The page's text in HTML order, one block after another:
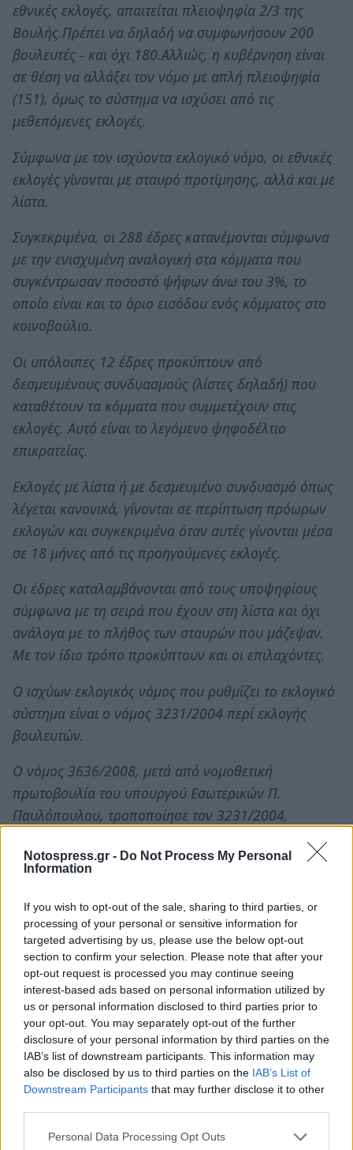
Notospress.gr - Do Not Process My Personal
Information
If you wish to opt-out of the sale, sharing to third parties, or
processing of your personal or sensitive information for
targeted advertising by us, please use the below opt-out
section to confirm your selection. Please note that after your
opt-out request is processed you may continue seeing
interest-based ads based on personal information utilized by
us or personal information disclosed to third parties prior to
your opt-out. You may separately opt-out of the further
disclosure of your personal information by third parties on the
IAB’s list of downstream participants. This information may
also be disclosed by us to third parties on the IAB’s List of
Downstream Participants that may further disclose it to other
Personal Data Processing Opt Outs
εθνικές εκλογές, απαιτείται πλειοψηφία 2/3 της
Βουλής.Πρέπει να δηλαδή να συμφωνήσουν 200
βουλευτές - και όχι 180.Αλλιώς, η κυβέρνηση είναι
σε θέση να αλλάξει τον νόμο με απλή πλειοψηφία
(151), όμως το σύστημα να ισχύσει από τις
μεθεπόμενες εκλογές.
Σύμφωνα με τον ισχύοντα εκλογικό νόμο, οι εθνικές
εκλογές γίνονται με σταυρό προτίμησης, αλλά και με
λίστα.
Συγκεκριμένα, οι 288 έδρες κατανέμονται σύμφωνα
με την ενισχυμένη αναλογική στα κόμματα που
συγκέντρωσαν ποσοστό ψήφων άνω του 3%, το
οποίο είναι και το όριο εισόδου ενός κόμματος στο
κοινοβούλιο.
Οι υπόλοιπες 12 έδρες προκύπτουν από
δεσμευμένους συνδυασμούς (λίστες δηλαδή) που
καταθέτουν τα κόμματα που συμμετέχουν στις
εκλογές. Αυτό είναι το λεγόμενο ψηφοδέλτιο
επικρατείας.
Εκλογές με λίστα ή με δεσμευμένο συνδυασμό όπως
λέγεται κανονικά, γίνονται σε περίπτωση πρόωρων
εκλογών και συγκεκριμένα όταν αυτές γίνονται μέσα
σε 18 μήνες από τις προηγούμενες εκλογές.
Οι έδρες καταλαμβάνονται από τους υποψηφίους
σύμφωνα με τη σειρά που έχουν στη λίστα και όχι
ανάλογα με το πλήθος των σταυρών που μάζεψαν.
Με τον ίδιο τρόπο προκύπτουν και οι επιλαχόντες.
Ο ισχύων εκλογικός νόμος που ρυθμίζει το εκλογικό
σύστημα είναι ο νόμος 3231/2004 περί εκλογής
βουλευτών.
Ο νόμος 3636/2008, μετά από νομοθετική
πρωτοβουλία του υπουργού Εσωτερικών Π.
Παυλόπουλου, τροποποίησε τον 3231/2004,
έδρες, δηλαδή 10 περισσότερες σε σχέση με το νόμο
προεκλογικές συνεργασίες κομμάτων, καθότι η
επιπλέον παραχώρηση των 50 εδρών σε συνασπισμό
συνεργαζόμενων κομμάτων προς διευκόλυνση
σχηματισμού αυτοδύναμης κυβέρνησης λαμβάνει
χώρα μόνο αν ο μέσος όρος της δύναμης των
κομμάτων που τον απαρτίζουν είναι μεγαλύτερος
από τη δύναμη του αυτοτελούς κόμματος που
συγκέντρωσε το μεγαλύτερο αριθμό έγκυρων
ψήφων. Μέσος όρος θεωρείται το πηλίκο του